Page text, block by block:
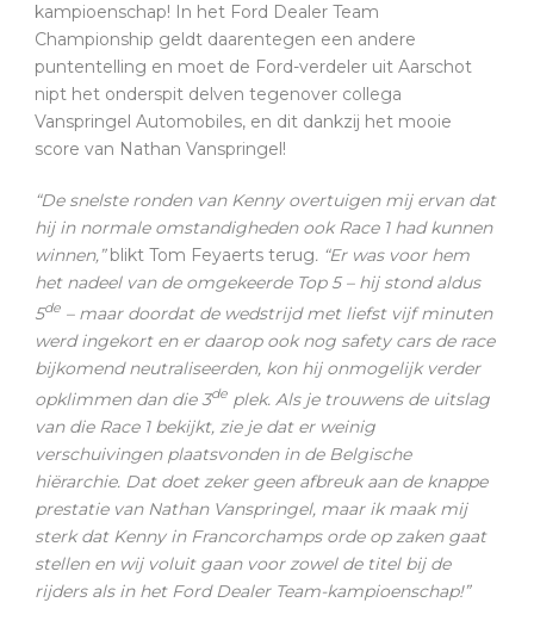
kampioenschap! In het Ford Dealer Team
Championship geldt daarentegen een andere
puntentelling en moet de Ford-verdeler uit Aarschot
nipt het onderspit delven tegenover collega
Vanspringel Automobiles, en dit dankzij het mooie
score van Nathan Vanspringel!
“De snelste ronden van Kenny overtuigen mij ervan dat
hij in normale omstandigheden ook Race 1 had kunnen
winnen,” blikt Tom Feyaerts terug. “Er was voor hem
het nadeel van de omgekeerde Top 5 – hij stond aldus
5de – maar doordat de wedstrijd met liefst vijf minuten
werd ingekort en er daarop ook nog safety cars de race
bijkomend neutraliseerden, kon hij onmogelijk verder
opklimmen dan die 3de plek. Als je trouwens de uitslag
van die Race 1 bekijkt, zie je dat er weinig
verschuivingen plaatsvonden in de Belgische
hiërarchie. Dat doet zeker geen afbreuk aan de knappe
prestatie van Nathan Vanspringel, maar ik maak mij
sterk dat Kenny in Francorchamps orde op zaken gaat
stellen en wij voluit gaan voor zowel de titel bij de
rijders als in het Ford Dealer Team-kampioenschap!”